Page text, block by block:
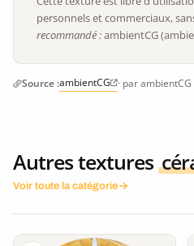
personnels et commerciaux,
recommandé :ambientCG
Source :ambientCG · par ambientCG
Autres textures
Voir toute la catégorie